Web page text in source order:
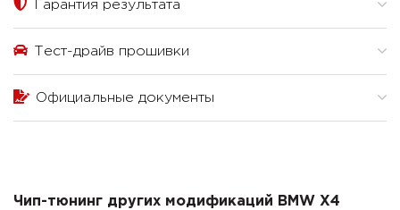
Гарантия результата
Тест-драйв прошивки
Официальные документы
Чип-тюнинг других модификаций BMW X4